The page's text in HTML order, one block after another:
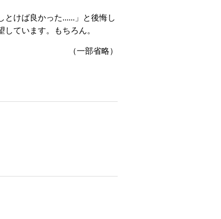
けば良かった......」と後悔し
ています。もちろん。
（一部省略）